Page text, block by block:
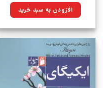
۱,۲۰۰,۰۰۰تومان
بود.
۸۵۸,۰۰۰تومان.افزودن به سبد خرید